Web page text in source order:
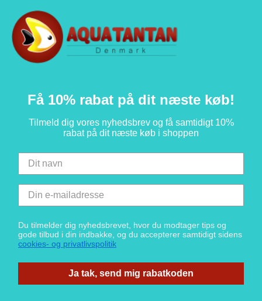
Få 10% rabat på dit næste køb!
Tilmeld dig vores nyhedsbrev og få samtidigt 10%
rabat på dit næste køb i shoppen
Du tilmelder dig nyhedsbrevet, hvor du modtager tips og
gode tilbud i din indbakke, og du accepterer samtidigt sidens
cookies- og privatlivspolitik
Ja tak, send mig rabatkoden